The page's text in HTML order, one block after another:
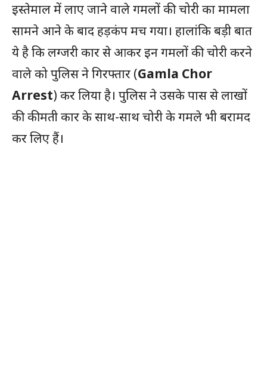
इस्तेमाल में लाए जाने वाले गमलों की चोरी का मामला
सामने आने के बाद हड़कंप मच गया। हालांकि बड़ी बात
ये है कि लग्जरी कार से आकर इन गमलों की चोरी करने
वाले को पुलिस ने गिरफ्तार (Gamla Chor
Arrest) कर लिया है। पुलिस ने उसके पास से लाखों
की कीमती कार के साथ-साथ चोरी के गमले भी बरामद
कर लिए हैं।